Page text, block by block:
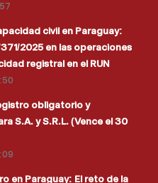
civil en Paraguay:
2025 en las operaciones
registral en el RUN
obligatorio y
S.A. y S.R.L. (Vence el 30
en Paraguay: El reto de la